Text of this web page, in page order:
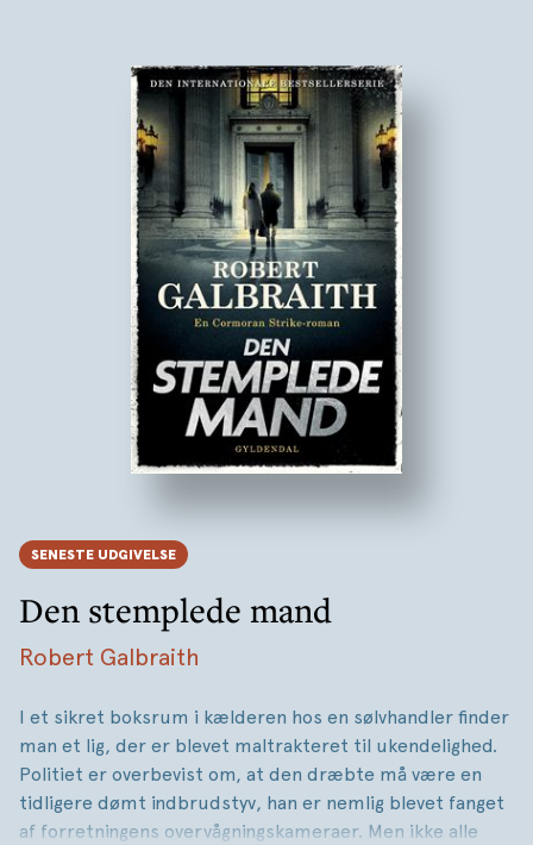
SENESTE UDGIVELSE
Den stemplede mand
Robert Galbraith
I et sikret boksrum i kælderen hos en sølvhandler finder
man et lig, der er blevet maltrakteret til ukendelighed.
Politiet er overbevist om, at den dræbte må være en
tidligere dømt indbrudstyv, han er nemlig blevet fanget
af forretningens overvågningskameraer. Men ikke alle